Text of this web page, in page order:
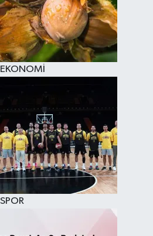
EKONOMİ
SPOR